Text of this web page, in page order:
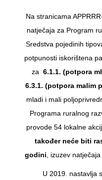
Na stranicama
natječaja za Program
Sredstva pojedinih
potpunosti iskorištena
za 6.1.1. (potpora
6.3.1. (potpora malim
mladi i mali
Programa ruralnog
provode 54 lokalne
također neće biti
godini, izuzev
U 2019. nastavlja